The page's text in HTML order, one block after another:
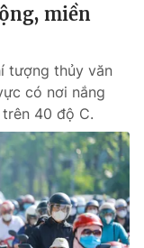
miền
tượng thủy văn
có nơi nắng
40 độ C.